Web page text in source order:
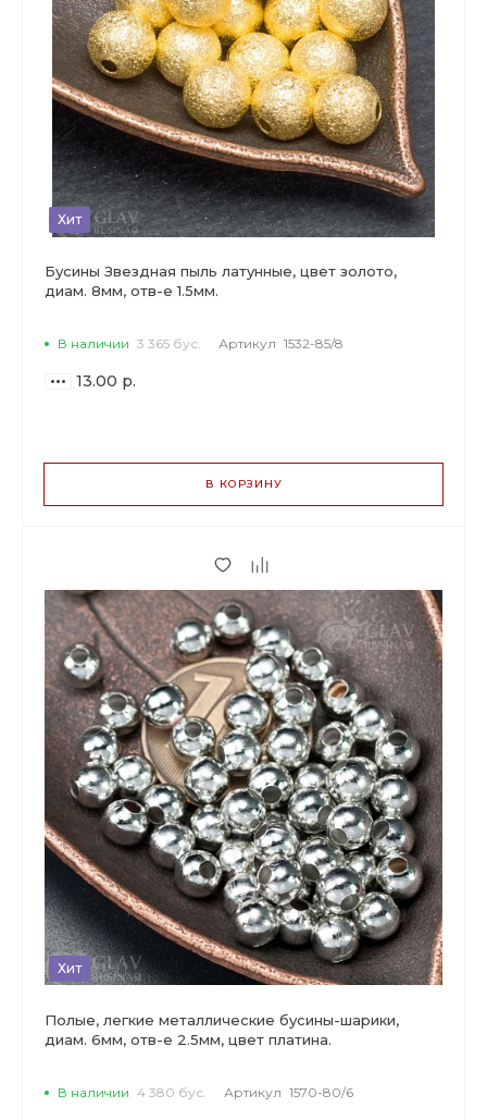
Хит
Бусины Звездная пыль латунные, цвет золото,
диам. 8мм, отв-е 1.5мм.
В наличии 3 365 бус. Артикул 1532-85/8
13.00 р.
9.88 р.
13.00 р.
В КОРЗИНУ
Хит
Полые, легкие металлические бусины-шарики,
диам. 6мм, отв-е 2.5мм, цвет платина.
В наличии 4 380 бус. Артикул 1570-80/6